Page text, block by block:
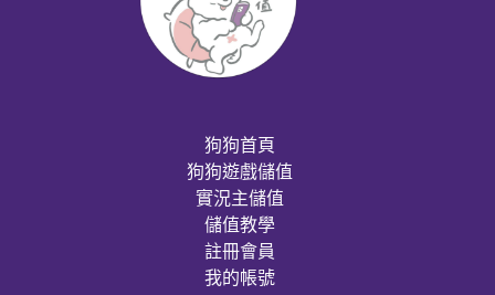
狗狗首頁
狗狗遊戲儲值
實況主儲值
儲值教學
註冊會員
我的帳號